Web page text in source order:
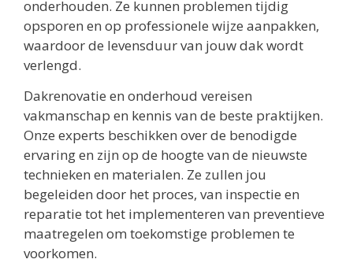
onderhouden. Ze kunnen problemen tijdig
opsporen en op professionele wijze aanpakken,
waardoor de levensduur van jouw dak wordt
verlengd.
Dakrenovatie en onderhoud vereisen
vakmanschap en kennis van de beste praktijken.
Onze experts beschikken over de benodigde
ervaring en zijn op de hoogte van de nieuwste
technieken en materialen. Ze zullen jou
begeleiden door het proces, van inspectie en
reparatie tot het implementeren van preventieve
maatregelen om toekomstige problemen te
voorkomen.